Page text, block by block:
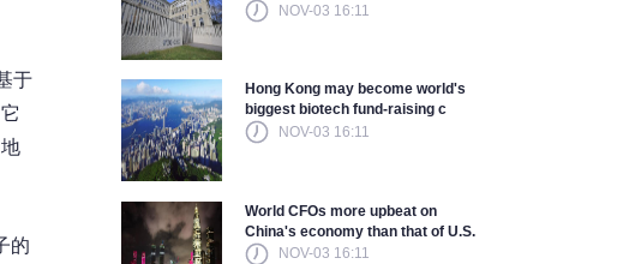
于
的
NOV-03 16:11
Hong Kong may become world's
biggest biotech fund-raising c
NOV-03 16:11
World CFOs more upbeat on
China's economy than that of U.S.
NOV-03 16:11